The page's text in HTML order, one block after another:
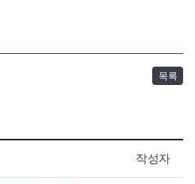
목록
작성자